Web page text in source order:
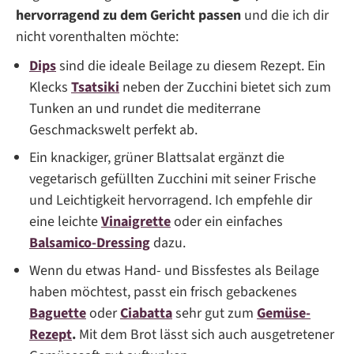
hervorragend zu dem Gericht passen und die ich dir
nicht vorenthalten möchte:
Dipssind die ideale Beilage zu diesem Rezept. Ein
Klecks Tsatsiki neben der Zucchini bietet sich zum
Tunken an und rundet die mediterrane
Geschmackswelt perfekt ab.
Ein knackiger, grüner Blattsalat ergänzt die
vegetarisch gefüllten Zucchini mit seiner Frische
und Leichtigkeit hervorragend. Ich empfehle dir
eine leichteVinaigretteoder ein einfaches
Balsamico-Dressingdazu.
Wenn du etwas Hand- und Bissfestes als Beilage
haben möchtest, passt ein frisch gebackenes
BaguetteoderCiabattasehr gut zum Gemüse-
Rezept. Mit dem Brot lässt sich auch ausgetretener